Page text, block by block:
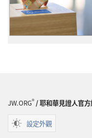
JW.ORG®/ 耶和華見證人官
設定外觀